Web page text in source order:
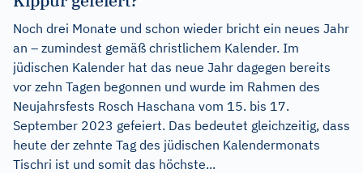
Noch drei Monate und schon wieder bricht ein neues Jahr
an – zumindest gemäß christlichem Kalender. Im
jüdischen Kalender hat das neue Jahr dagegen bereits
vor zehn Tagen begonnen und wurde im Rahmen des
Neujahrsfests Rosch Haschana vom 15. bis 17.
September 2023 gefeiert. Das bedeutet gleichzeitig, dass
heute der zehnte Tag des jüdischen Kalendermonats
Tischri ist und somit das höchste...